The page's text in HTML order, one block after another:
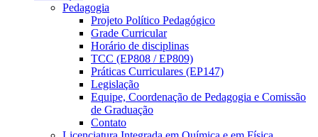
Pedagogia
Projeto Político Pedagógico
Grade Curricular
Horário de disciplinas
TCC (EP808 / EP809)
Práticas Curriculares (EP147)
Legislação
Equipe, Coordenação de Pedagogia e Comissão
de Graduação
Contato